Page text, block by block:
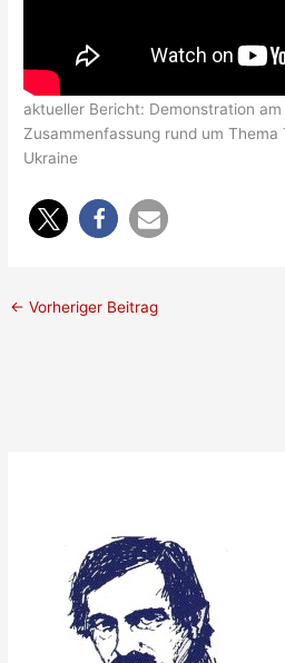
aktueller Bericht: Demonstration
Zusammenfassung rund um
Ukraine
← Vorheriger Beitrag